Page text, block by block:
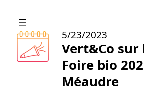
5/23/2023
Vert&Co sur
Foire bio
Méaudre